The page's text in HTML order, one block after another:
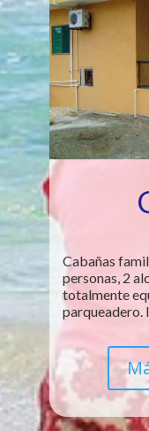
Cabañas
personas, 2
totalmente
parqueadero.